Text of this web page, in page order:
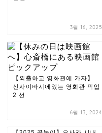
3월 16, 2025
【외출하고 영화관에 가자】
신사이바시에있는 영화관 픽업
2 선
6월 13, 2024